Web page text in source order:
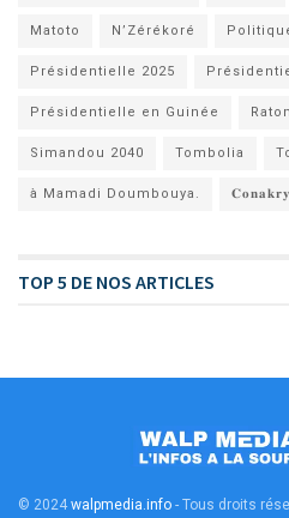
Matoto N’Zérékoré
Présidentielle 2025
Présidentielle en Guinée
Simandou 2040 Tombolia
à Mamadi Doumbouya. 𝐂𝐨𝐧𝐚𝐤𝐫𝐲
TOP 5 DE NOS ARTICLES
© 2024 walpmedia.info - Tous droits